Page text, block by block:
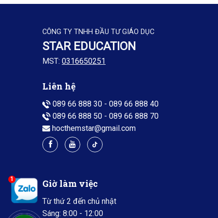
CÔNG TY TNHH ĐẦU TƯ GIÁO DỤC
STAR EDUCATION
MST: 0316650251
Liên hệ
089 66 888 30 - 089 66 888 40
089 66 888 50 - 089 66 888 70
hocthemstar@gmail.com
Giờ làm việc
Từ thứ 2 đến chủ nhật
Sáng: 8:00 - 12:00
1